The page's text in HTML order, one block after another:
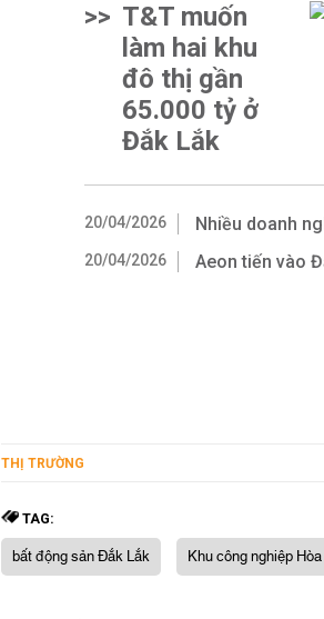
>> T&T muốn
làm hai khu
đô thị gần
65.000 tỷ ở
Đắk Lắk
20/04/2026 Nhiều doanh
20/04/2026 Aeon tiến vào
THỊ TRƯỜNG
TAG:
bất động sản Đắk Lắk Khu công nghiệp